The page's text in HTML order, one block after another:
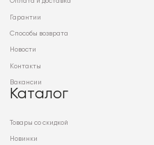
Оплата и доставка
Гарантии
Способы возврата
Новости
Контакты
Вакансии
Каталог
Товары со скидкой
Новинки